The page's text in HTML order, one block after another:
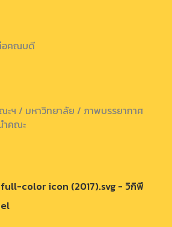
อคณบดี
ะฯ / มหาวิทยาลัย / ภาพบรรยากาศ
ำคณะ